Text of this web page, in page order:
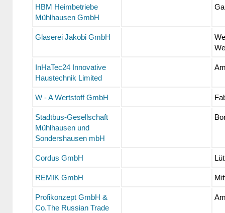
HBM Heimbetriebe
Mühlhausen GmbH
Glaserei Jakobi GmbH
InHaTec24 Innovative
Haustechnik Limited
W - A Wertstoff GmbH
Stadtbus-Gesellschaft
Mühlhausen und
Sondershausen mbH
Cordus GmbH
REMIK GmbH
Profikonzept GmbH &
Co.The Russian Trade